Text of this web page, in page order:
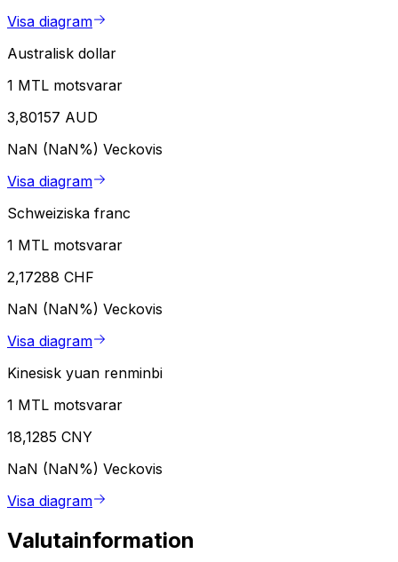
Visa diagram
Australisk dollar
1 MTL motsvarar
3,80157 AUD
NaN (NaN%) Veckovis
Visa diagram
Schweiziska franc
1 MTL motsvarar
2,17288 CHF
NaN (NaN%) Veckovis
Visa diagram
Kinesisk yuan renminbi
1 MTL motsvarar
18,1285 CNY
NaN (NaN%) Veckovis
Visa diagram
Valutainformation